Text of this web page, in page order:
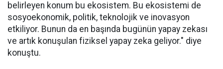
belirleyen konum bu ekosistem. Bu ekosistemi de
sosyoekonomik, politik, teknolojik ve inovasyon
etkiliyor. Bunun da en başında bugünün yapay zekası
ve artık konuşulan fiziksel yapay zeka geliyor." diye
konuştu.